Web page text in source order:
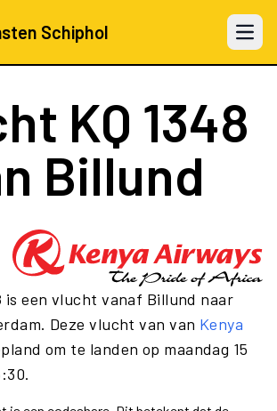
Schiphol Open
KQ 1348
Billund
is een vlucht vanaf Billund naar
Deze vlucht van van Kenya
om te landen op maandag 15